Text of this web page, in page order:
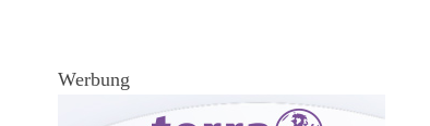
Werbung